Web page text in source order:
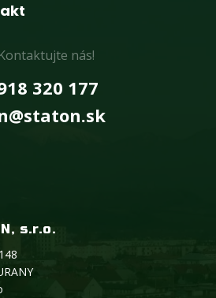
nás!
320 177
s.r.o.